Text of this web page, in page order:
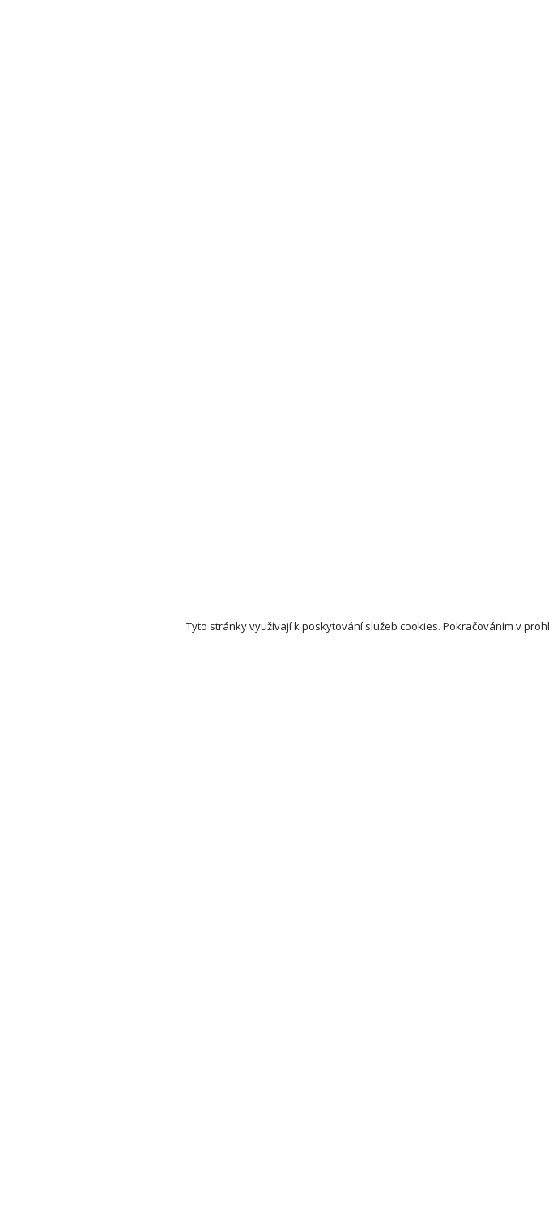
Tyto stránky využívají k poskytování služeb cookies. Pokračováním v